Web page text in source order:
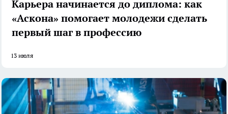
Карьера начинается до диплома: как
«Аскона» помогает молодежи сделать
первый шаг в профессию
13 июля